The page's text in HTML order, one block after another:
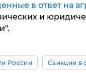
в ответ на
и
России Санкции в